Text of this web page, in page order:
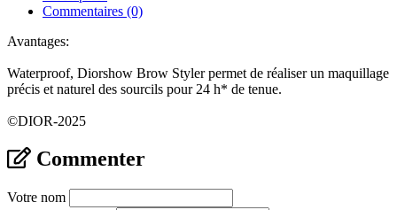
Commentaires (0)
Avantages:
Waterproof, Diorshow Brow Styler permet de réaliser un maquillage
précis et naturel des sourcils pour 24 h* de tenue.
©DIOR-2025
Commenter
Votre nom